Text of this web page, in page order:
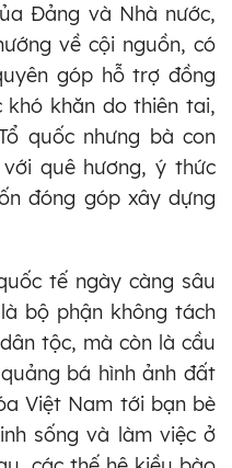
Đảng và Nhà nước,
về cội nguồn, có
góp hỗ trợ đồng
khó khăn do thiên tai,
quốc nhưng bà con
quê hương, ý thức
đóng góp xây dựng
tế ngày càng sâu
bộ phận không tách
tộc, mà còn là cầu
bá hình ảnh đất
Việt Nam tới bạn bè
sống và làm việc ở